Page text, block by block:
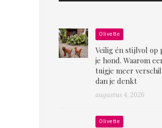
Olivette
Veilig én stijlvol op
je hond. Waarom
tuigje meer
dan je denkt
augustus 4, 2026
Olivette